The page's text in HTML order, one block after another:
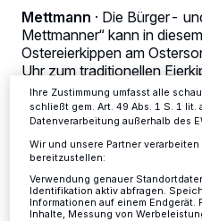
Mettmann · Die Bürger-
Mettmanner“ kann in
Ostereierkippen am
Uhr zum traditionellen
Stadtgeschichtshaus
14.04.2022 , 14:06 Uhr
dieses Menü jederzeit wieder
ändern oder Ihre Einwilligung zu
Einstellungen oder Ablehnen am
Ihre Einstellungen gelten innerhalb
Informationen finden Sie in
Ihre Zustimmung umfasst alle
schließt gem. Art. 49 Abs. 1 S. 1 lit.
Datenverarbeitung außerhalb des
Wir und unsere Partner verarbeiten
bereitzustellen:
Verwendung genauer
Identifikation aktiv abfragen.
Informationen auf einem Endgerät.
Inhalte, Messung von